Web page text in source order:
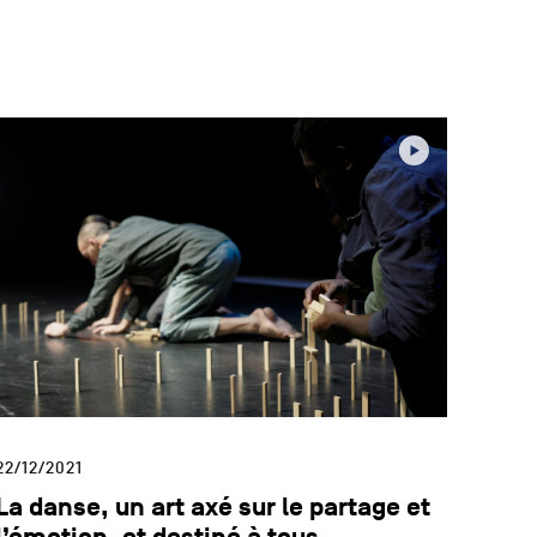
12/2021
danse, un art axé sur le partage et